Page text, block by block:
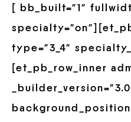
[ bb_built=”1″
type=”3_4″
[et_pb_row_inner